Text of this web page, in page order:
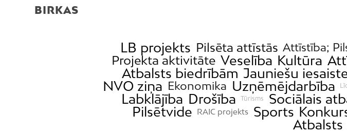
BIRKAS
LB projekts Pilsēta attīstās Attīstība;
Projekta aktivitāte Veselība Kultūra
Atbalsts biedrībām Jauniešu
NVO ziņa Ekonomika Uzņēmējdarbība
Labklājība Drošība Tūrisms Sociālais
Pilsētvide RAIC projekts Sports
Atbalsts